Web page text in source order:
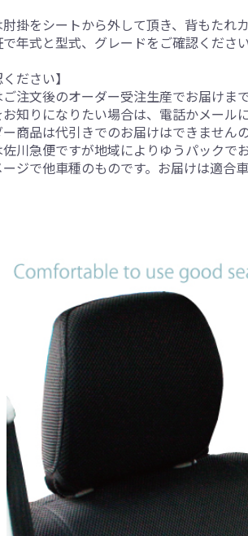
肘掛をシートから外して頂き、背もた
年式と型式、グレードをご確認くださ
ださい】
注文後のオーダー受注生産でお届けま
知りになりたい場合は、電話かメール
ー商品は代引きでのお届けはできませ
川急便ですが地域によりゆうパックで
ージで他車種のものです。お届けは適合